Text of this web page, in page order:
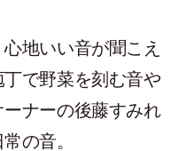
地いい音が聞こえ
で野菜を刻む音や
ナーの後藤すみれ
の音。